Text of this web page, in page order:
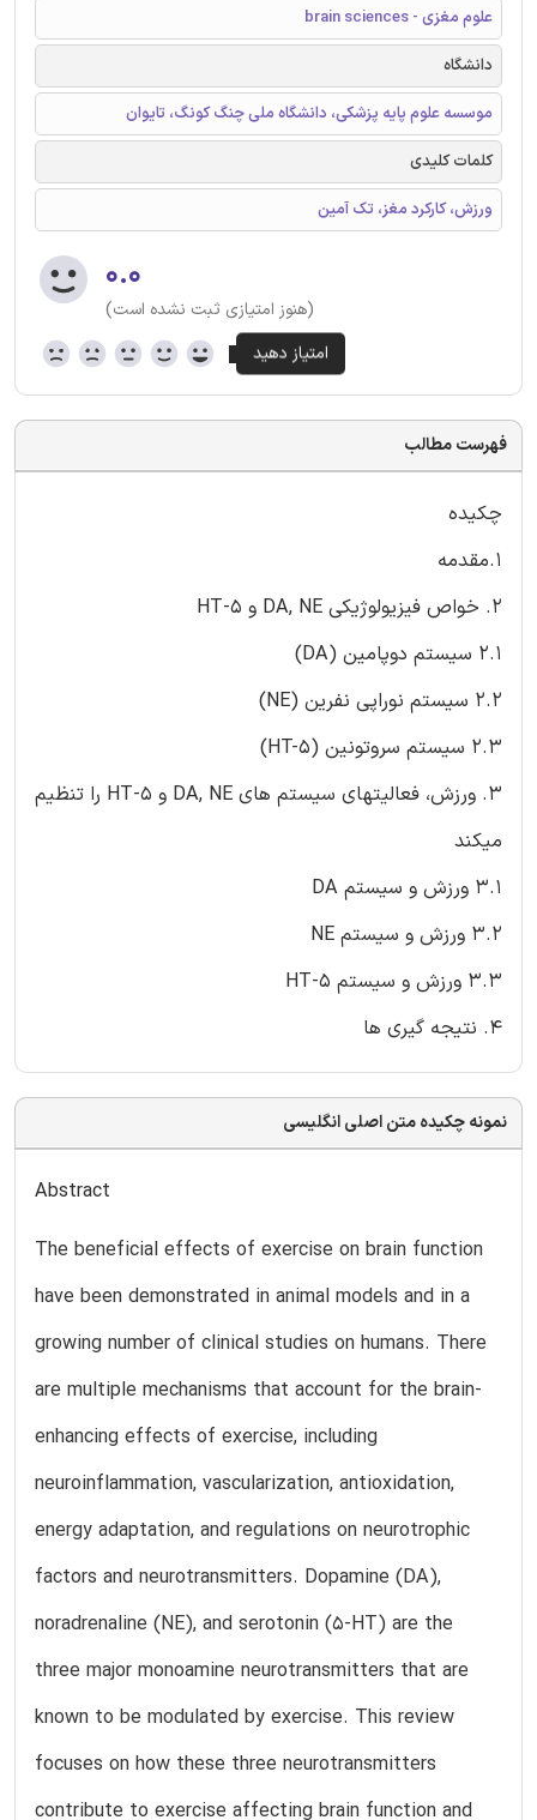
علوم مغزی - brain sciences
دانشگاه
موسسه علوم پایه پزشکی، دانشگاه ملی چنگ کونگ، تایوان
کلمات کلیدی
ورزش، کارکرد مغز، تک آمین
۰.۰
(هنوز امتیازی ثبت نشده است)
فهرست مطالب
چکیده
1.مقدمه
2. خواص فیزیولوژیکی DA, NE و 5-HT
2.1 سیستم دوپامین (DA)
2.2 سیستم نوراپی نفرین (NE)
2.3 سیستم سروتونین (HT-5)
3. ورزش، فعالیتهای سیستم های DA, NE و 5-HT را تنظیم
میکند
3.1 ورزش و سیستم DA
3.2 ورزش و سیستم NE
3.3 ورزش و سیستم 5-HT
4. نتیجه گیری ها
نمونه چکیده متن اصلی انگلیسی
Abstract
The beneficial effects of exercise on brain function
have been demonstrated in animal models and in a
growing number of clinical studies on humans. There
are multiple mechanisms that account for the brain-
enhancing effects of exercise, including
neuroinflammation, vascularization, antioxidation,
energy adaptation, and regulations on neurotrophic
factors and neurotransmitters. Dopamine (DA),
noradrenaline (NE), and serotonin (5-HT) are the
three major monoamine neurotransmitters that are
known to be modulated by exercise. This review
focuses on how these three neurotransmitters
contribute to exercise affecting brain function and